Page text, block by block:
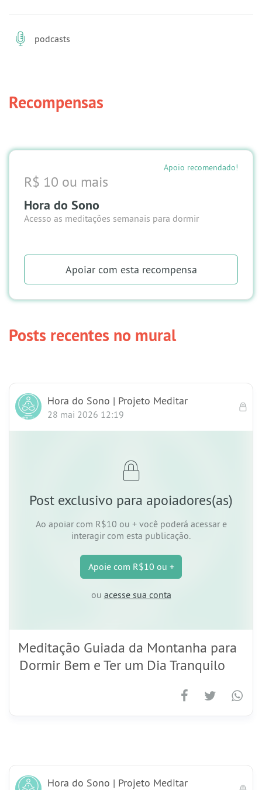
podcasts
Recompensas
Apoio recomendado!
R$ 10 ou mais
Hora do Sono
Acesso as meditações semanais para dormir
Apoiarcom esta recompensa
Posts recentes no mural
Hora do Sono | Projeto Meditar
28 mai 2026 12:19
Post exclusivo para apoiadores(as)
Ao apoiar com R$10 ou +você poderá acessar e
interagir com esta publicação.
Apoie com R$10 ou +
ou acesse sua conta
Meditação Guiada da Montanha para
Dormir Bem e Ter um Dia Tranquilo
Hora do Sono | Projeto Meditar